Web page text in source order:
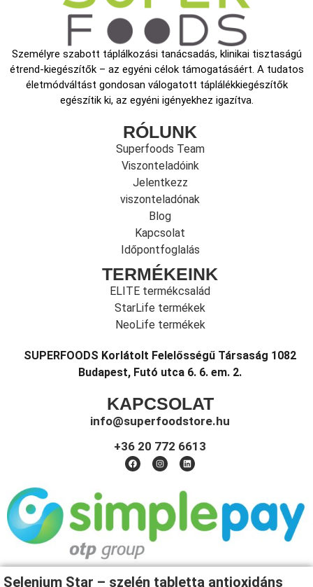
Selenium Star – szelén tabletta antioxidáns
Személyre szabott táplálkozási tanácsadás, klinikai tisztaságú
étrend-kiegészítők – az egyéni célok támogatásáért. A tudatos
életmódváltást gondosan válogatott táplálékkiegészítők
egészítik ki, az egyéni igényekhez igazítva.
RÓLUNK
Superfoods Team
Viszonteladóink
Jelentkezz
viszonteladónak
Blog
Kapcsolat
Időpontfoglalás
TERMÉKEINK
ELITE termékcsalád
StarLife termékek
NeoLife termékek
SUPERFOODS Korlátolt Felelősségű Társaság 1082
Budapest, Futó utca 6. 6. em. 2.
KAPCSOLAT
info@superfoodstore.hu
+36 20 772 6613